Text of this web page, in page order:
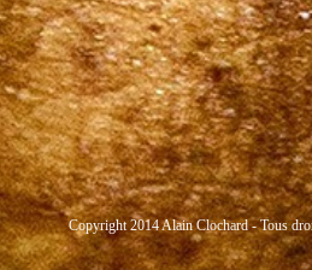
Copyright 2014 Alain Clochard - Tous